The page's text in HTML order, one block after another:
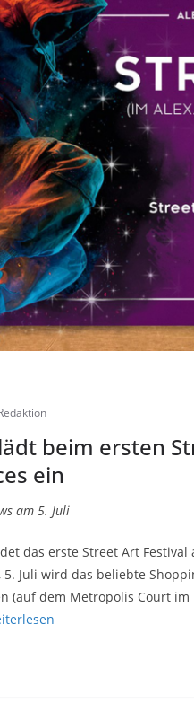
beim ersten
ein
am 5. Juli
das erste Street Art
5. Juli wird das beliebte
(auf dem Metropolis Court im